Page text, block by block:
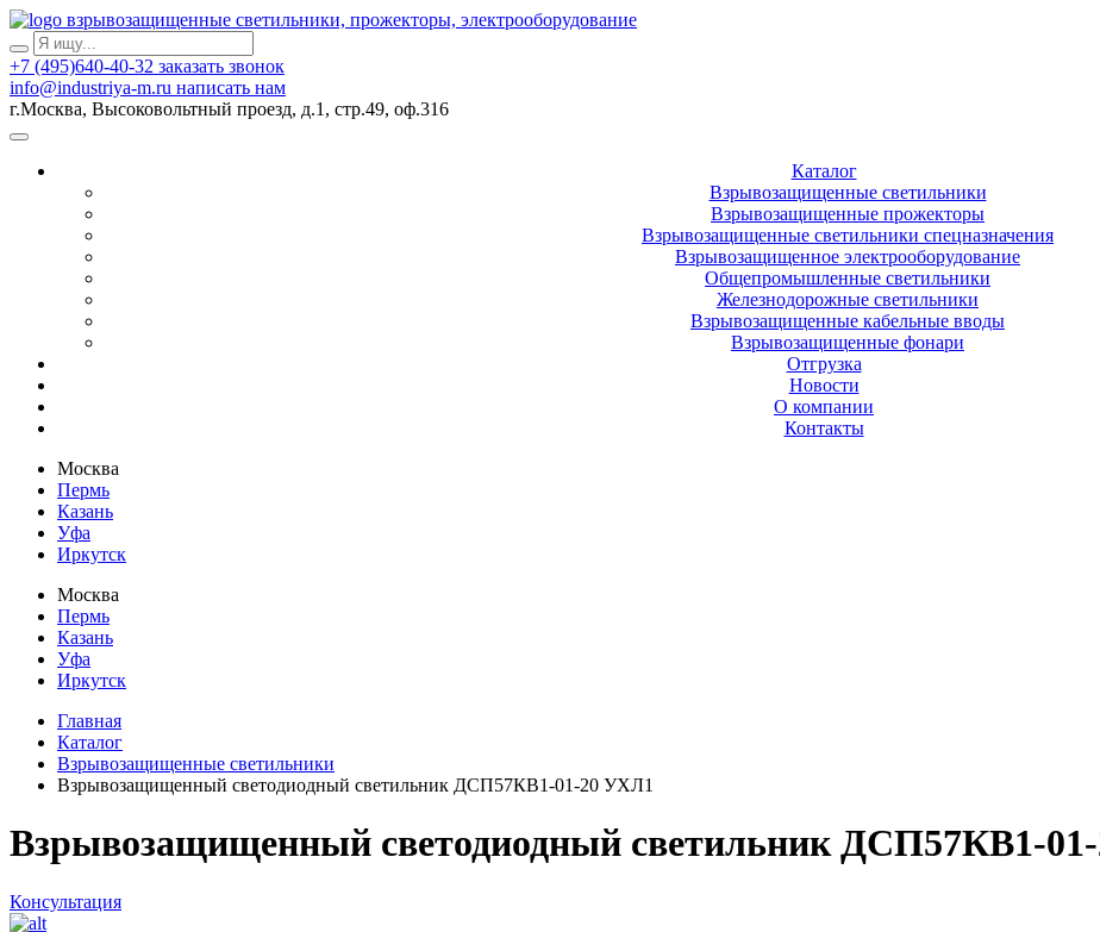
взрывозащищенные светильники, прожекторы, электрооборудование
+7 (495)640-40-32 заказать звонок
info@industriya-m.ru написать нам
г.Москва, Высоковольтный проезд, д.1, стр.49, оф.316
Каталог
Взрывозащищенные светильники
Взрывозащищенные прожекторы
Взрывозащищенные светильники спецназначения
Взрывозащищенное электрооборудование
Общепромышленные светильники
Железнодорожные светильники
Взрывозащищенные кабельные вводы
Взрывозащищенные фонари
Отгрузка
Новости
О компании
Контакты
Москва
Пермь
Казань
Уфа
Иркутск
Москва
Пермь
Казань
Уфа
Иркутск
Главная
Каталог
Взрывозащищенные светильники
Взрывозащищенный светодиодный светильник ДСП57КВ1-01-20 УХЛ1
Взрывозащищенный светодиодный светильник ДСП57КВ1-
Консультация